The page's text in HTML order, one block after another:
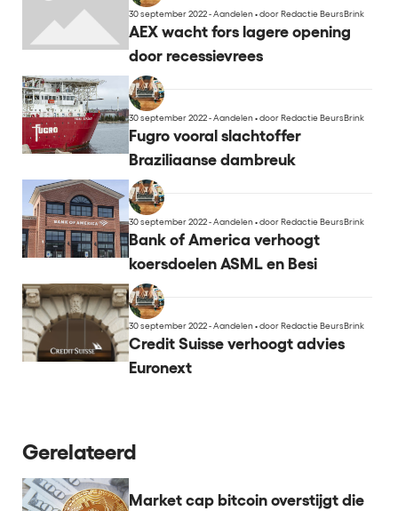
30 september 2022 - Aandelen•door Redactie BeursBrink
AEX wacht fors lagere opening
door recessievrees
30 september 2022 - Aandelen•door Redactie BeursBrink
Fugro vooral slachtoffer
Braziliaanse dambreuk
30 september 2022 - Aandelen•door Redactie BeursBrink
Bank of America verhoogt
koersdoelen ASML en Besi
30 september 2022 - Aandelen•door Redactie BeursBrink
Credit Suisse verhoogt advies
Euronext
Gerelateerd
Market cap bitcoin overstijgt die